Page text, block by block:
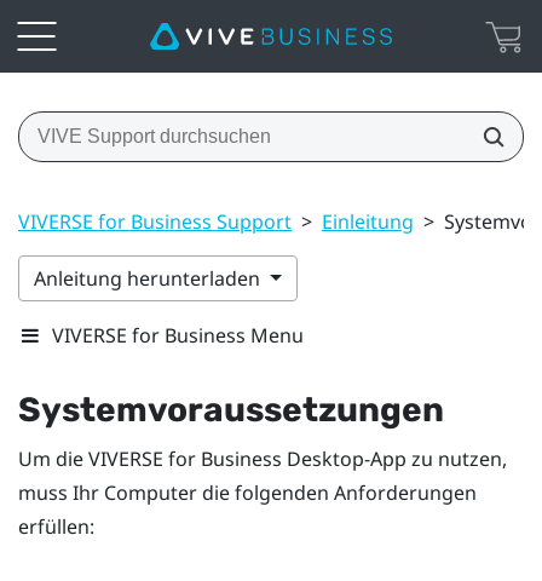
VIVERSE for Business Support > Einleitung >
Anleitung herunterladen
VIVERSE for Business Menu
Systemvoraussetzungen
Um dieVIVERSE for Business Desktop-App zu nutzen,
muss Ihr Computer die folgenden Anforderungen
erfüllen: